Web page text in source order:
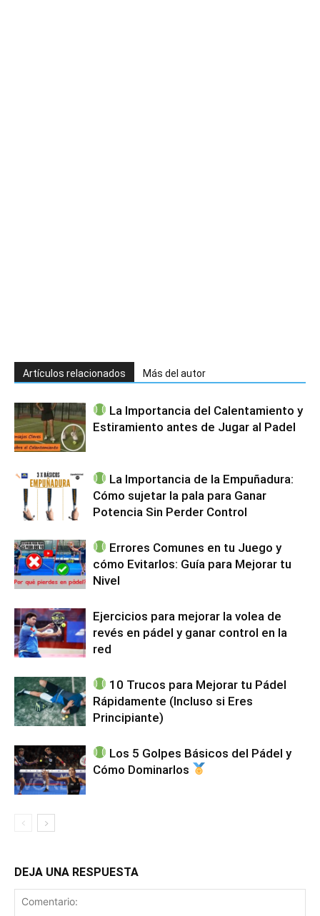
Artículos relacionados Más del autor
La Importancia del Calentamiento y
Estiramiento antes de Jugar al Padel
La Importancia de la Empuñadura:
Cómo sujetar la pala para Ganar
Potencia Sin Perder Control
Errores Comunes en tu Juego y
cómo Evitarlos: Guía para Mejorar tu
Nivel
Ejercicios para mejorar la volea de
revés en pádel y ganar control en la
red
10 Trucos para Mejorar tu Pádel
Rápidamente (Incluso si Eres
Principiante)
Los 5 Golpes Básicos del Pádel y
Cómo Dominarlos
DEJA UNA RESPUESTA